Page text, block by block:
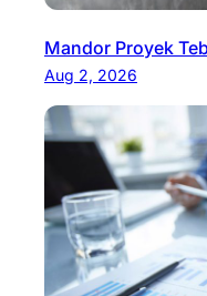
Mandor Proyek
Aug 2, 2026